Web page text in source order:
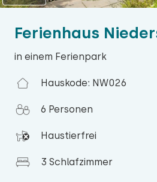
Ferienhaus
in einem Ferienpark
Hauskode: NW026
6 Personen
Haustierfrei
3 Schlafzimmer